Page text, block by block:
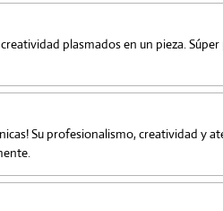
plasmados en un pieza.
Su profesionalismo, creatividad y